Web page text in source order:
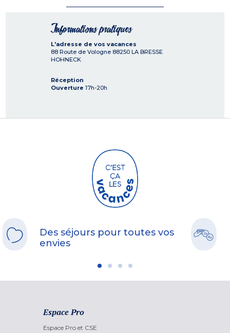
Informations pratiques
L'adresse de vos vacances
88 Route de Vologne 88250 LA BRESSE
HOHNECK
Réception
Ouverture 17h-20h
Des séjours pour toutes vos
envies
Espace Pro
Espace Pro et CSE